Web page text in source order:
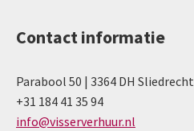
Contact informatie
Parabool 50 | 3364 DH Sliedrecht
+31 184 41 35 94
info@visserverhuur.nl